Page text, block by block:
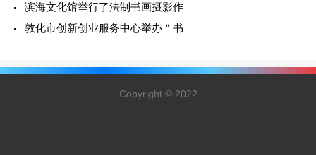
滨海文化馆举行了法制书画摄影作
敦化市创新创业服务中心举办＂书
Copyright © 2022